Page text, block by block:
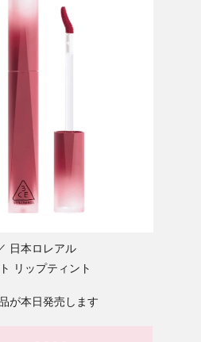
日本ロレアル
リップティント
が本日発売します